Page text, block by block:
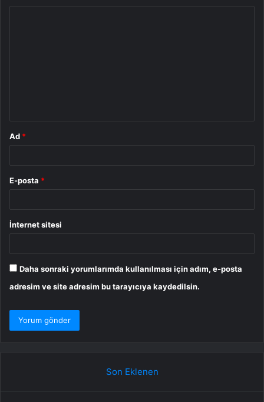
Ad *
E-posta *
İnternet sitesi
Daha sonraki yorumlarımda kullanılması için adım, e-posta
adresim ve site adresim bu tarayıcıya kaydedilsin.
Son Eklenen